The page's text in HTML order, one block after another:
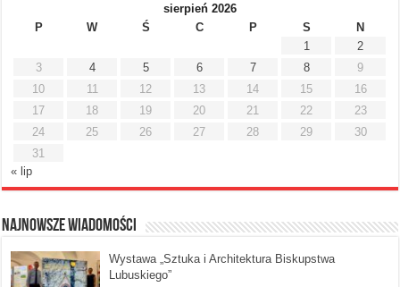
sierpień 2026
P
W Ś C P S
N
1
2
3
4 5 6 7 8
9
10
11 12 13 14 15
16
17
18 19 20 21 22
23
24
25 26 27 28 29
30
31
« lip
Najnowsze Wiadomości
Wystawa „Sztuka i Architektura Biskupstwa
Lubuskiego”